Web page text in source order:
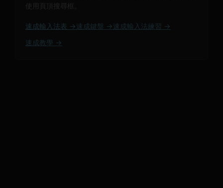
使用頁頂搜尋框。
速成輸入法表 → 速成鍵盤 → 速成輸入法練習 →
速成教學 →